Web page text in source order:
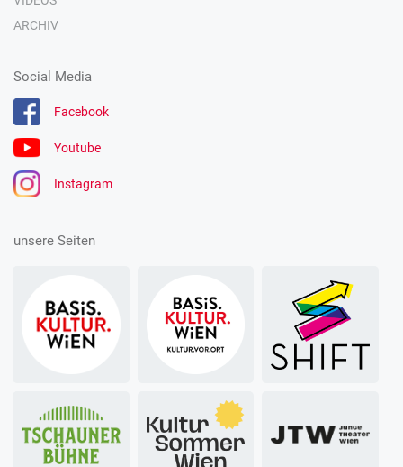
ARCHIV
Social Media
Facebook
Youtube
Instagram
unsere Seiten